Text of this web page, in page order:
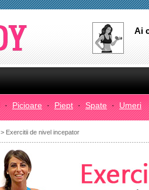
Ai
· Picioare · Piept · Spate · Umeri
> Exercitii de nivel incepator